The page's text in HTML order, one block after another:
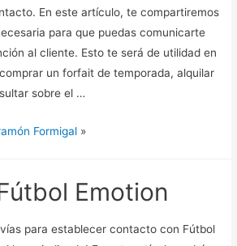
En este artículo, te compartiremos
para que puedas comunicarte
al cliente. Esto te será de utilidad en
un forfait de temporada, alquilar
sobre el …
Formigal »
Emotion
para establecer contacto con Fútbol